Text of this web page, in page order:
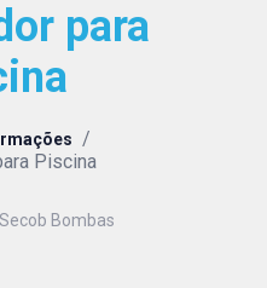
para
/
Piscina
Secob Bombas